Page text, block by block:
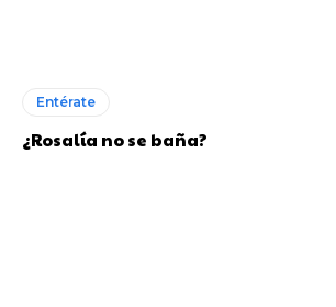
Entérate
¿Rosalía no se baña?